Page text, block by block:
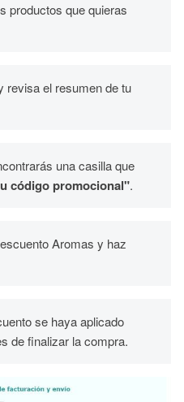
productos que quieras
revisa el resumen de tu
una casilla que
código promocional".
Aromas y haz
se haya aplicado
de finalizar la compra.